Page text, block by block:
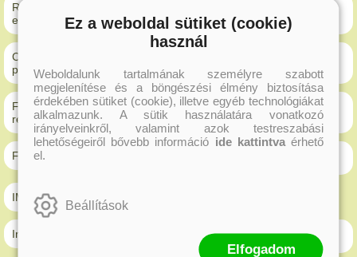
Részleges kivehető fogpótlás (kopásálló, német
exkluzív fogakkal)
Csúsztatós kombinált fogpótlás (6db
porcelánkoronával)
Fogfehérítés (két állcsonton, egy ülésben a
rendelőben)
85.000 Ft
Fogékszer (ékszer+ragasztás)
IMPLANTÁCIÓ
Implantációs műtéti tervezés (röntgennel/Ct-vel) 35.000 Ft
Ez a weboldal sütiket (cookie)
használ
Weboldalunk tartalmának személyre szabott
megjelenítése és a böngészési élmény biztosítása
érdekében sütiket (cookie), illetve egyéb technológiákat
alkalmazunk. A sütik használatára vonatkozó
irányelveinkről, valamint azok testreszabási
lehetőségeiről bővebb információ ide kattintvaérhető
el.
Beállítások
Elfogadom